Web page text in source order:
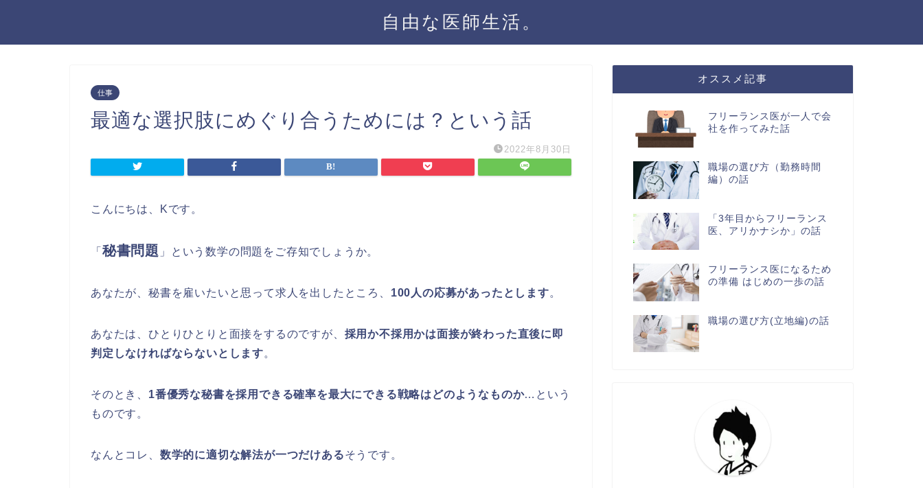
自由な医師生活。
仕事
最適な選択肢にめぐり合うためには？という話
2022年8月30日
こんにちは、Kです。
「 秘書問題 」という数学の問題をご存知でしょうか。
あなたが、秘書を雇いたいと思って求人を出したところ、 100人の応募があったとします。
あなたは、ひとりひとりと面接をするのですが、 採用か不採用かは面接が終わった直後に即
判定しなければならないとします。
そのとき、 1番優秀な秘書を採用できる確率を最大にできる戦略はどのようなものか…という
ものです。
なんとコレ、 数学的に適切な解法が一つだけあるそうです。
オススメ記事
フリーランス医が一人で会
社を作ってみた話
職場の選び方（勤務時間
編）の話
「3年目からフリーランス
医、アリかナシか」の話
フリーランス医になるため
の準備 はじめの一歩の話
職場の選び方(立地編)の話